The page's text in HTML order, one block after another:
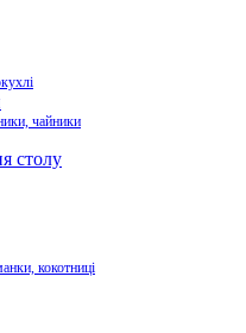
чайники
столу
кокотниці